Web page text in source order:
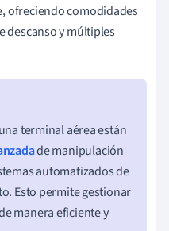
ofreciendo comodidades
descanso y múltiples
terminal aérea están
de manipulación
automatizados de
Esto permite gestionar
manera eficiente y